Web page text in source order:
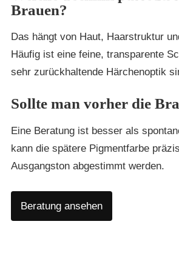
Brauen?
Das hängt von Haut, Haarstruktur
Häufig ist eine feine, transparente
sehr zurückhaltende Härchenoptik
Sollte man vorher die
Eine Beratung ist besser als
kann die spätere Pigmentfarbe
Ausgangston abgestimmt werden.
Beratung ansehen